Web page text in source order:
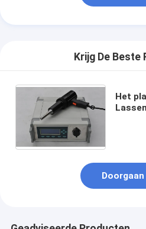
Krijg De Beste
Het
Doorgaan